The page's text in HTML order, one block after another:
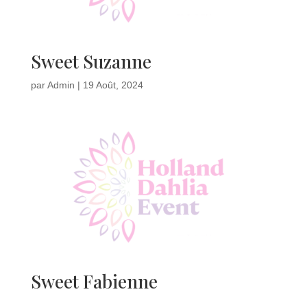
Sweet Suzanne
parAdmin | 19 Août, 2024
Sweet Fabienne